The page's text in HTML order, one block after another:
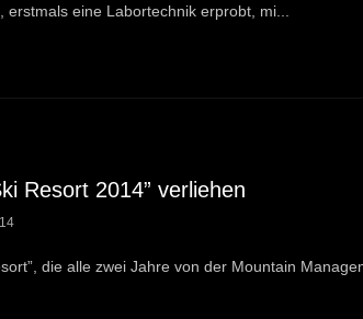
eine Labortechnik erprobt, mi...
Resort 2014” verliehen
die alle zwei Jahre von der Mountain